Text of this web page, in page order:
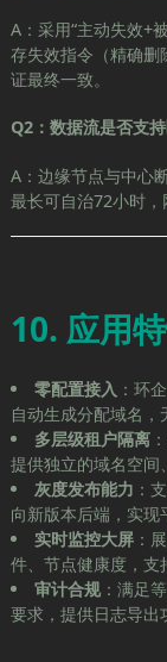
A：采用“主动失效+
存失效指令（精确删
证最终一致。
Q2：数据流是否支
A：边缘节点与中心
最长可自治72小时，
10. 应用
零配置接入 ：环
自动生成分配域名，
多层级租户隔离
提供独立的域名空间
灰度发布能力 ：
向新版本后端，实现
实时监控大屏 ：
件、节点健康度，支
审计合规 ：满足
要求，提供日志导出